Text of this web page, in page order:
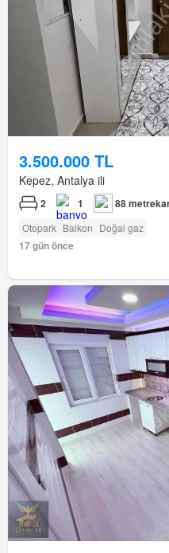
3.500.000 TL
Kepez, Antalya ili
2 1 88
Otopark Balkon Doğal gaz
17 gün önce